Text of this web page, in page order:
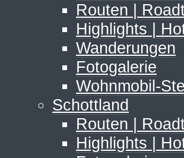
Routen |
Highlights |
Wanderungen
Fotogalerie
Wohnmobil-
Schottland
Routen |
Highlights |